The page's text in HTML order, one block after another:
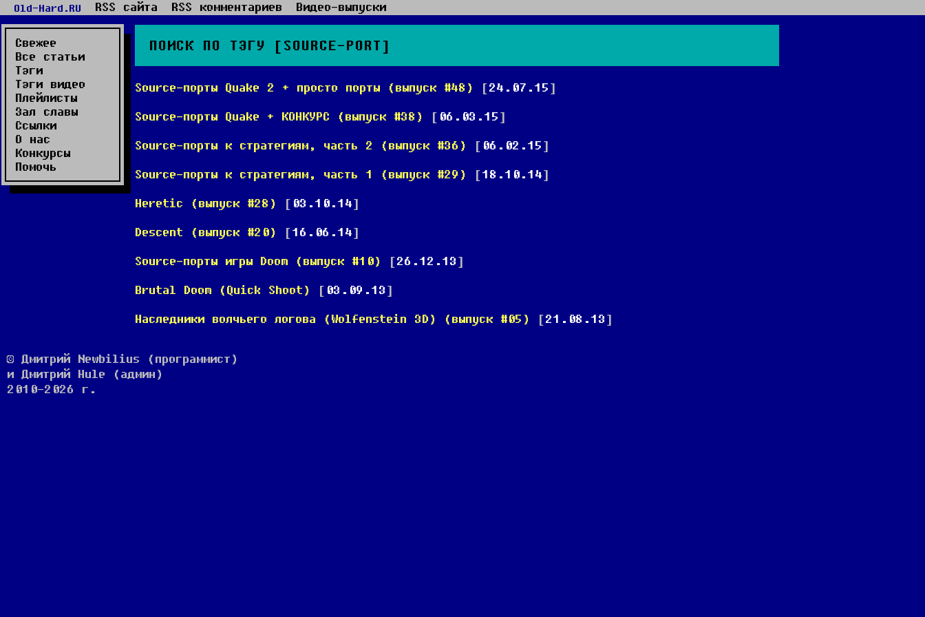
Old-Hard.RU RSS сайта RSS комментариев Видео-выпуски
Свежее
Все статьи
Тэги
Тэги видео
Плейлисты
Зал славы
Ссылки
О нас
Конкурсы
Помочь
ПОИСК ПО ТЭГУ [SOURCE-PORT]
Source-порты Quake 2 + просто порты (выпуск #48) [24.07.15]
Source-порты Quake + КОНКУРС (выпуск #38)
[ 06.03.15]
Source-порты к стратегиям, часть 2 (выпуск #36)
[ 06.02.15]
Source-порты к стратегиям, часть 1 (выпуск #29)
[18.10.14]
Heretic (выпуск #28)
[ 03.10.14]
Descent (выпуск #20)
[16.06.14]
Source-порты игры Doom (выпуск #10)
[26.12.13]
Brutal Doom (Quick Shoot)
[ 03.09.13]
Наследники волчьего логова (Wolfenstein 3D) (выпуск #05)
[21.08.13]
© Дмитрий Newbilius (программист)
и Дмитрий Hule (админ)
2010-2026 г.